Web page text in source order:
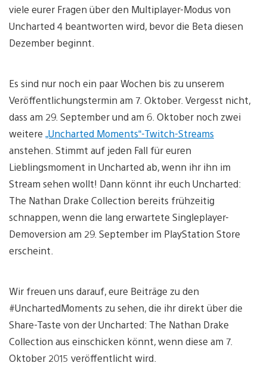
viele eurer Fragen über den Multiplayer-Modus von
Uncharted 4 beantworten wird, bevor die Beta diesen
Dezember beginnt.
Es sind nur noch ein paar Wochen bis zu unserem
Veröffentlichungstermin am 7. Oktober. Vergesst nicht,
dass am 29. September und am 6. Oktober noch zwei
weitere „Uncharted Moments“-Twitch-Streams
anstehen. Stimmt auf jeden Fall für euren
Lieblingsmoment in Uncharted ab, wenn ihr ihn im
Stream sehen wollt! Dann könnt ihr euch Uncharted:
The Nathan Drake Collection bereits frühzeitig
schnappen, wenn die lang erwartete Singleplayer-
Demoversion am 29. September im PlayStation Store
erscheint.
Wir freuen uns darauf, eure Beiträge zu den
#UnchartedMoments zu sehen, die ihr direkt über die
Share-Taste von der Uncharted: The Nathan Drake
Collection aus einschicken könnt, wenn diese am 7.
Oktober 2015 veröffentlicht wird.